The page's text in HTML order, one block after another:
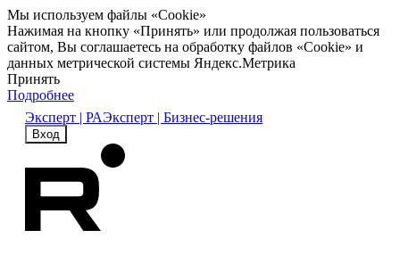
Мы используем файлы «Cookie»
Нажимая на кнопку «Принять» или продолжая пользоваться
сайтом, Вы соглашаетесь на обработку файлов «Cookie» и
данных метрической системы Яндекс.Метрика
Принять
Подробнее
Эксперт | РАЭксперт | Бизнес-решения
Вход